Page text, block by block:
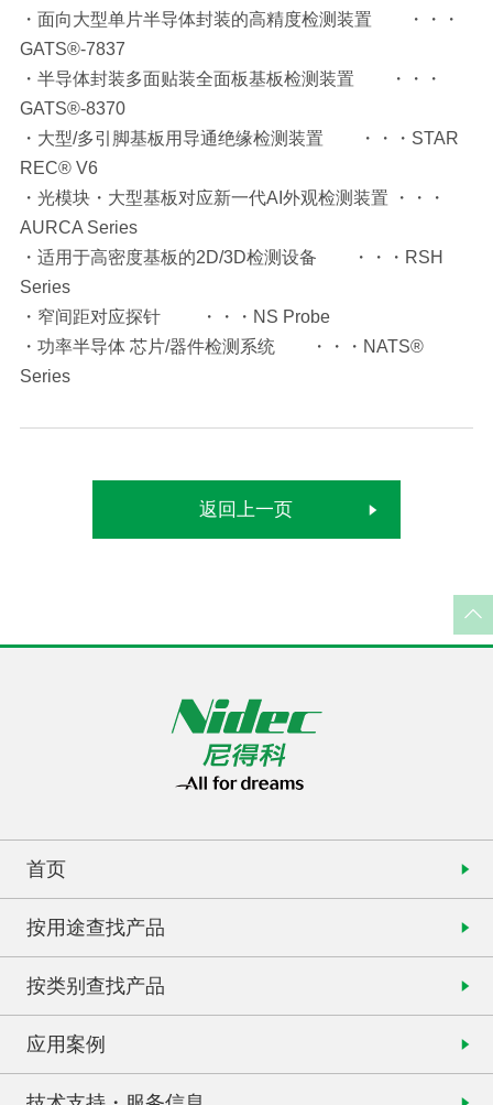
・面向大型单片半导体封装的高精度检测装置 ・・・
GATS®-7837
・半导体封装多面贴装全面板基板检测装置 ・・・
GATS®-8370
・大型/多引脚基板用导通绝缘检测装置 ・・・STAR
REC® V6
・光模块・大型基板对应新一代AI外观检测装置 ・・・
AURCA Series
・适用于高密度基板的2D/3D检测设备 ・・・RSH
Series
・窄间距对应探针 ・・・NS Probe
・功率半导体 芯片/器件检测系统 ・・・NATS®
Series
返回上一页
首页
按用途查找产品
按类别查找产品
应用案例